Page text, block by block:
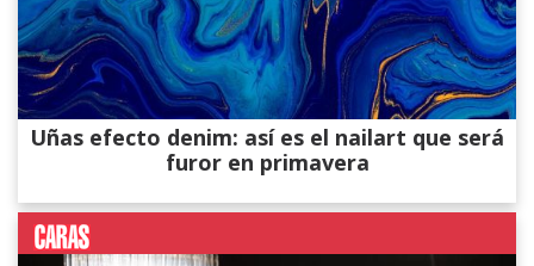
Uñas efecto denim: así es el nailart que será
furor en primavera